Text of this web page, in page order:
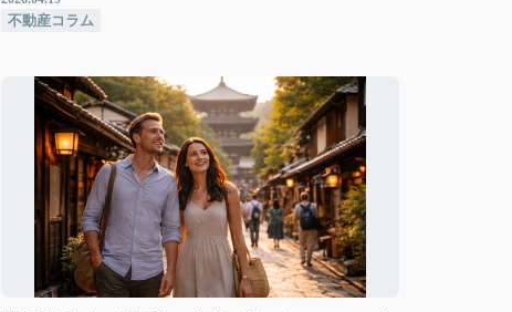
不動産コラム